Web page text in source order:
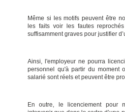
Même si les motifs peuvent être
les faits voir les fautes
suffisamment graves pour justifier
Ainsi, l'employeur ne pourra
personnel qu'à partir du moment
salarié sont réels et peuvent être
En outre, le licenciement pour